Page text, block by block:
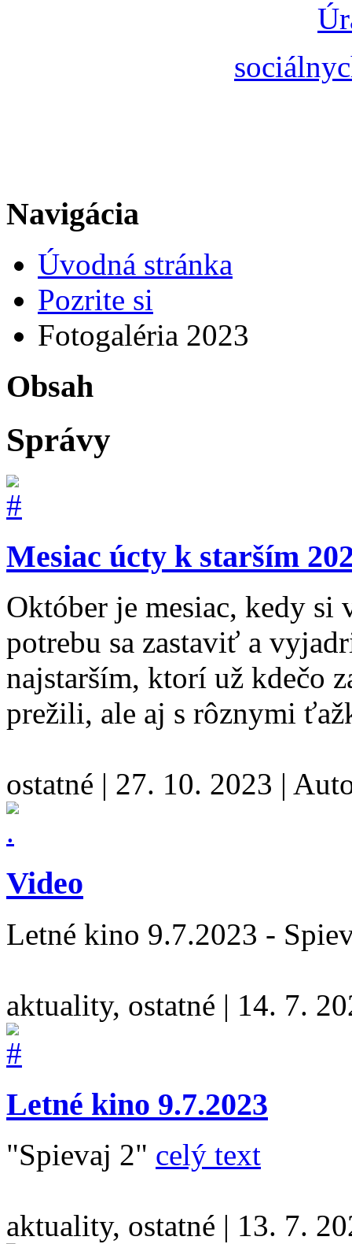
Navigácia
Úvodná stránka
Pozrite si
Fotogaléria 2023
Obsah
Správy
Mesiac úcty k starším
Október je mesiac, kedy si
potrebu sa zastaviť a
najstarším, ktorí už kdečo
prežili, ale aj s rôznymi
ostatné | 27. 10. 2023 |
Video
Letné kino 9.7.2023 -
aktuality, ostatné | 14. 7.
Letné kino 9.7.2023
"Spievaj 2" celý text
aktuality, ostatné | 13. 7.